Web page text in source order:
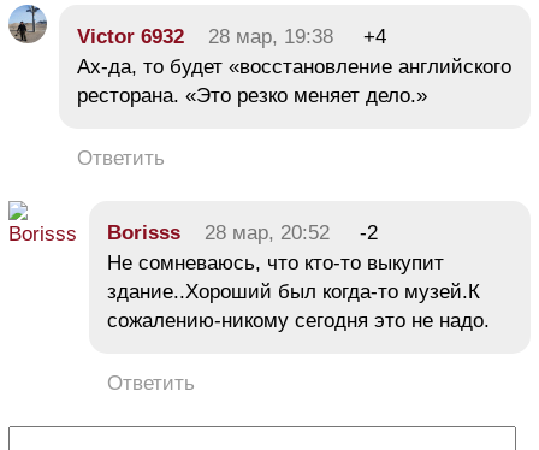
Victor 6932 28 мар, 19:38
+4
Ах-да, то будет «восстановление английского
ресторана. «Это резко меняет дело.»
Ответить
Borisss 28 мар, 20:52
-2
Не сомневаюсь, что кто-то выкупит
здание..Хороший был когда-то музей.К
сожалению-никому сегодня это не надо.
Ответить